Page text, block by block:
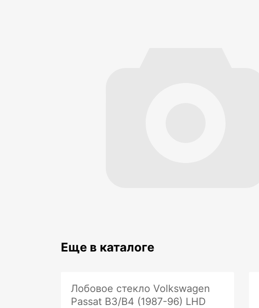
Еще в каталоге
Лобовое стекло Volkswagen
Passat B3/B4 (1987-96) LHD